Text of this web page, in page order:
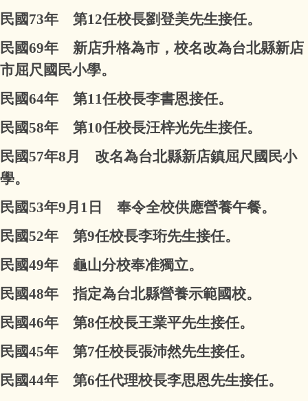
民國73年 第12任校長劉登美先生接任。
民國69年 新店升格為市，校名改為台北縣新店
市屈尺國民小學。
民國64年 第11任校長李書恩接任。
民國58年 第10任校長汪梓光先生接任。
民國57年8月 改名為台北縣新店鎮屈尺國民小
學。
民國53年9月1日 奉令全校供應營養午餐。
民國52年 第9任校長李珩先生接任。
民國49年 龜山分校奉准獨立。
民國48年 指定為台北縣營養示範國校。
民國46年 第8任校長王業平先生接任。
民國45年 第7任校長張沛然先生接任。
民國44年 第6任代理校長李思恩先生接任。